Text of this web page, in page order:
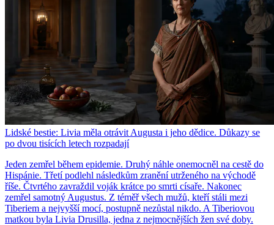
Lidské bestie: Livia měla otrávit Augusta i jeho dědice. Důkazy se
po dvou tisících letech rozpadají
Jeden zemřel během epidemie. Druhý náhle onemocněl na cestě do
Hispánie. Třetí podlehl následkům zranění utrženého na východě
říše. Čtvrtého zavraždil voják krátce po smrti císaře. Nakonec
zemřel samotný Augustus. Z téměř všech mužů, kteří stáli mezi
Tiberiem a nejvyšší mocí, postupně nezůstal nikdo. A Tiberiovou
matkou byla Livia Drusilla, jedna z nejmocnějších žen své doby.